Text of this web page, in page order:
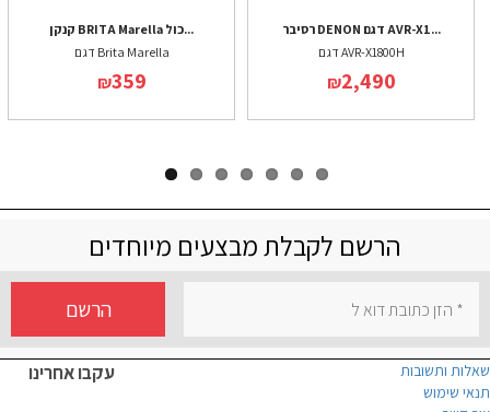
קנקן BRITA Marella כול...
דגם Brita Marella
₪359
רסיבר DENON דגם AVR-X1...
דגם AVR-X1800H
₪2,490
הרשם לקבלת מבצעים מיוחדים
הרשם
עקבו אחרינו
שאלות ותשובות
תנאי שימוש